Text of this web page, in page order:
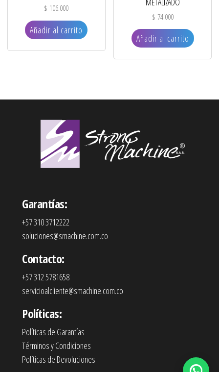
$ 106.000
Añadir al carrito
$ 74.000
Añadir al carrito
Garantías:
+57 310 3712222
soluciones@smachine.com.co
Contacto:
+57 312 5781658
servicioalcliente@smachine.com.co
Políticas:
Políticas de Garantías
Términos y Condiciones
Políticas de Devoluciones